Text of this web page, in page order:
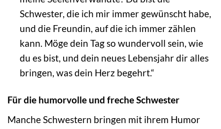
Schwester, die ich mir immer gewünscht habe,
und die Freundin, auf die ich immer zählen
kann. Möge dein Tag so wundervoll sein, wie
du es bist, und dein neues Lebensjahr dir alles
bringen, was dein Herz begehrt.“
Für die humorvolle und freche Schwester
Manche Schwestern bringen mit ihrem Humor